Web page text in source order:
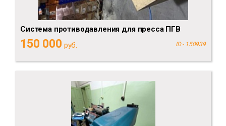
Система противодавления для пресса ПГВ
150 000 руб. ID - 150939